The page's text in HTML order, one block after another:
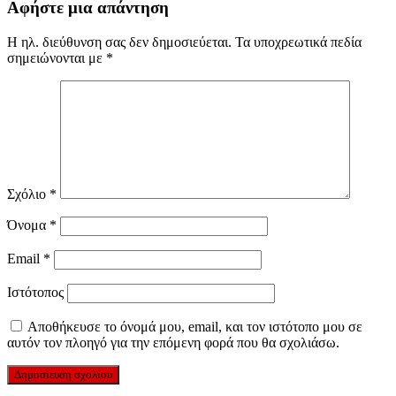
Αφήστε μια απάντηση
Η ηλ. διεύθυνση σας δεν δημοσιεύεται. Τα υποχρεωτικά πεδία
σημειώνονται με *
Σχόλιο *
Όνομα *
Email *
Ιστότοπος
Αποθήκευσε το όνομά μου, email, και τον ιστότοπο μου σε
αυτόν τον πλοηγό για την επόμενη φορά που θα σχολιάσω.